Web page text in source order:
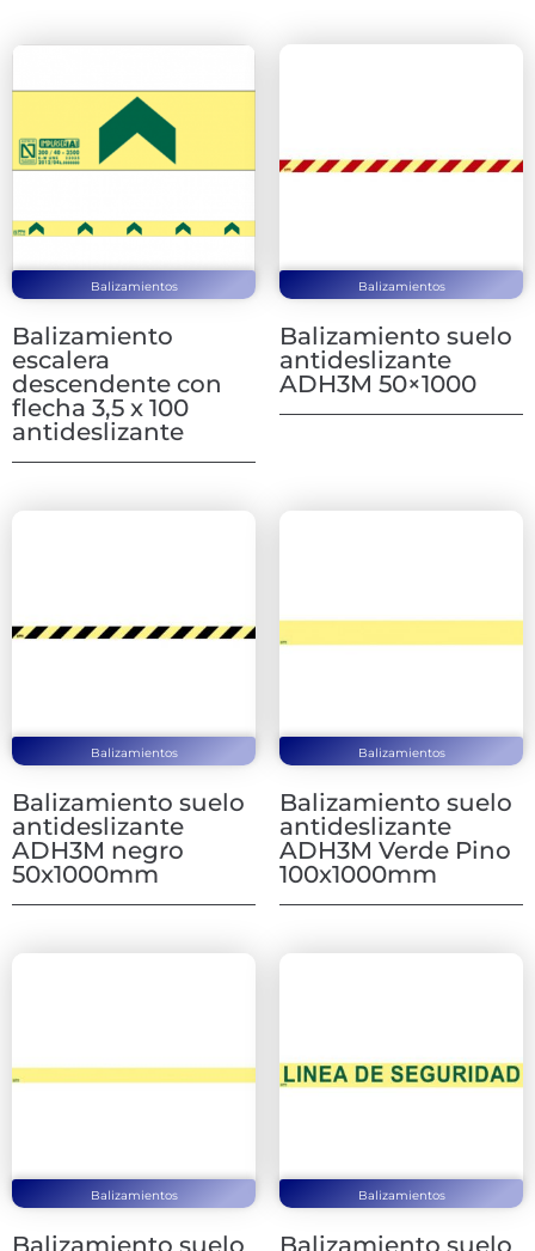
Balizamientos
Balizamiento
escalera
descendente con
flecha 3,5 x 100
antideslizante
Balizamientos
Balizamiento suelo
antideslizante
ADH3M 50×1000
Balizamientos
Balizamiento suelo
antideslizante
ADH3M negro
50x1000mm
Balizamientos
Balizamiento suelo
antideslizante
ADH3M Verde Pino
100x1000mm
Balizamientos
Balizamiento suelo
Balizamientos
Balizamiento suelo